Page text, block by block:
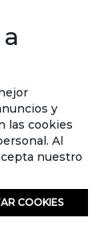
SUSCRIBIRSE
reservados.
y
las cookies
Al
nuestro
COOKIES